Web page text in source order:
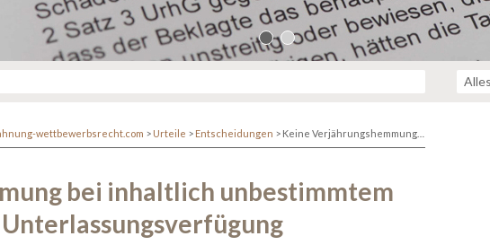
wettbewerbsrecht.com > Urteile > Entscheidungen > Keine Verjährungshemmung bei inhaltlich unbestimmtem Antrag auf Erlass einer Unterlassungsverfügung
bei inhaltlich unbestimmtem